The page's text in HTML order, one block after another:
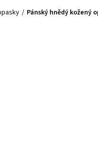
Pánský hnědý kožený